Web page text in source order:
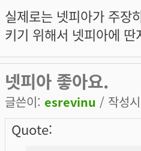
실제로는 넷피아가 주
키기 위해서 넷피아에
넷피아 좋아요.
글쓴이: esrevinu / 작성
Quote: